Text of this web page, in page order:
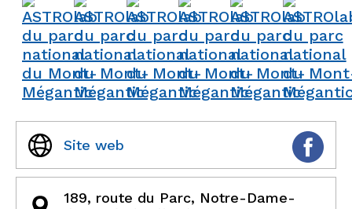
Site web
189, route du Parc, Notre-Dame-